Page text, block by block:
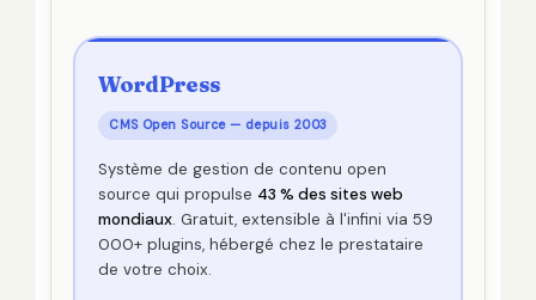
WordPress
CMS Open Source — depuis 2003
Système de gestion de contenu open
source qui propulse 43 % des sites web
mondiaux. Gratuit, extensible à l'infini via 59
000+ plugins, hébergé chez le prestataire
de votre choix.